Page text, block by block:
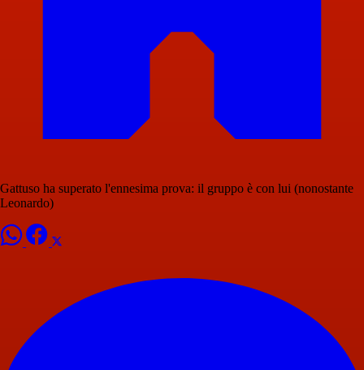
Gattuso ha superato l'ennesima prova: il gruppo è con lui (nonostante
Leonardo)